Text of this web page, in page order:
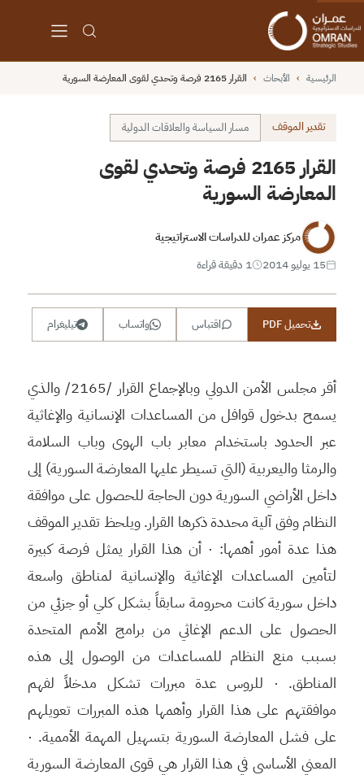
الرئيسية › الأبحاث › القرار 2165 فرصة وتحدي لقوى المعارضة السورية
تقدير الموقف مسار السياسة والعلاقات الدولية
القرار 2165 فرصة وتحدي لقوى
المعارضة السورية
مركز عمران للدراسات الاستراتيجية
15 يوليو 2014
1 دقيقة قراءة
تحميل PDF اقتباس واتساب تيليغرام
أقر مجلس الأمن الدولي وبالإجماع القرار /2165/ والذي
يسمح بدخول قوافل من المساعدات الإنسانية والإغاثية
عبر الحدود باستخدام معابر باب الهوى وباب السلامة
والرمثا واليعربية (التي تسيطر عليها المعارضة السورية) إلى
داخل الأراضي السورية دون الحاجة للحصول على موافقة
النظام وفق آلية محددة ذكرها القرار. ويلحظ تقدير الموقف
هذا عدة أمور أهمها: · أن هذا القرار يمثل فرصة كبيرة
لتأمين المساعدات الإغاثية والإنسانية لمناطق واسعة
داخل سورية كانت محرومة سابقاً بشكل كلي أو جزئي من
الحصول على الدعم الإغاثي من برامج الأمم المتحدة
بسبب منع النظام للمساعدات من الوصول إلى هذه
المناطق. · للروس عدة مبررات تشكل مدخلاً لفهم
موافقتهم على هذا القرار وأهمها هذه المبررات تعويلهم
على فشل المعارضة السورية بتسهيل المهمة الأممية. ·
المعني الأساسي في هذا القرار هي قوى المعارضة السورية